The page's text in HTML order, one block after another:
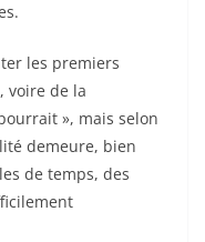
les premiers
voire de la
», mais selon
demeure, bien
de temps, des